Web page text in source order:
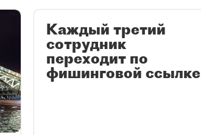
Каждый третий
сотрудник
переходит по
фишинговой ссылке